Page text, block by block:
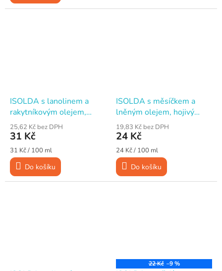
ISOLDA s lanolinem a
rakytníkovým olejem,
ochranný krém na ruce,
100 ml
25,62 Kč bez DPH
31 Kč
Měrná
cena:
31 Kč / 100 ml
Do košíku
ISOLDA s měsíčkem a
lněným olejem, hojivý
krém na ruce, 100 ml
19,83 Kč bez DPH
24 Kč
Měrná
cena:
24 Kč / 100 ml
Do košíku
22 Kč –9 %